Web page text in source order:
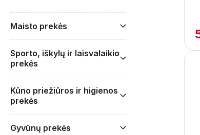
Maisto prekės
Sporto, iškylų ir laisvalaikio
prekės
Kūno priežiūros ir higienos
prekės
Gyvūnų prekės